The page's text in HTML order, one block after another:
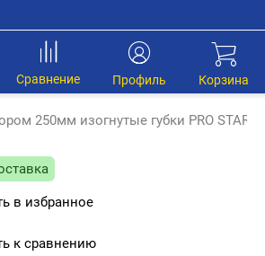
Корзина
Профиль
Сравнение
250мм изогнутые губки PRO
в избранное
к сравнению